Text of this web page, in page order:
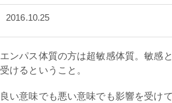
2016.10.25
エンパス体質の方は超敏感体質。敏感
受けるということ。
良い意味でも悪い意味でも影響を受け